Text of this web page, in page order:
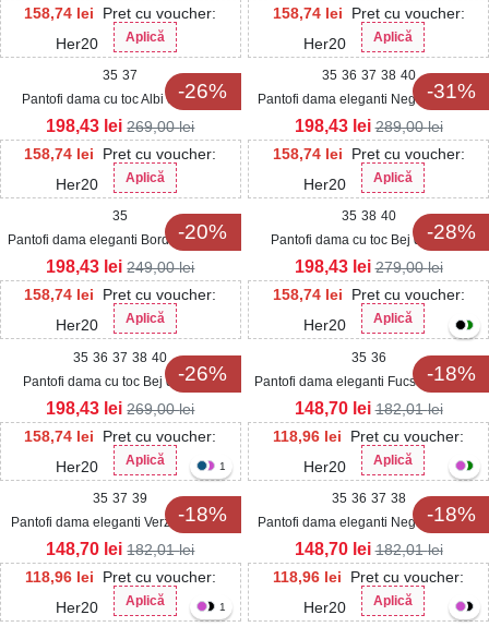
158,74 lei
Pret cu voucher:
Her20
Aplică
158,74 lei
Pret cu voucher:
Her20
Aplică
-26%
35 37
Pantofi dama cu toc Albi din Piele
Ecologica Erisa
158,74 lei
Pret cu voucher:
Her20
Aplică
198,43 lei 269,00lei
-31%
35 36 37 38 40
Pantofi dama eleganti Negri din Satin
Mariya
158,74 lei
Pret cu voucher:
Her20
Aplică
198,43 lei 289,00lei
-20%
35
Pantofi dama eleganti Bordo din Piele
Ecologica Lacuita Emrey
158,74 lei
Pret cu voucher:
Her20
Aplică
198,43 lei 249,00lei
-28%
35 38 40
Pantofi dama cu toc Bej din Piele
Ecologica Intoarsa Mizuki
158,74 lei
Pret cu voucher:
Her20
Aplică
198,43 lei 279,00lei
-26%
35 36 37 38 40
Pantofi dama cu toc Bej din Piele
Ecologica Intoarsa Mansa
158,74 lei
Pret cu voucher:
Her20
Aplică
198,43 lei 269,00lei
-18%
35 36
Pantofi dama eleganti Fucsia din Satin
Marielle
118,96 lei
Pret cu voucher:
Her20
Aplică
148,70 lei 182,01lei
-18%
1
35 37 39
Pantofi dama eleganti Verzi din Piele
Ecologica Intoarsa Grazyna
118,96 lei
Pret cu voucher:
Her20
Aplică
148,70 lei 182,01lei
-18%
35 36 37 38
Pantofi dama eleganti Negri din Satin
Marielle
118,96 lei
Pret cu voucher:
Her20
Aplică
148,70 lei 182,01lei
1